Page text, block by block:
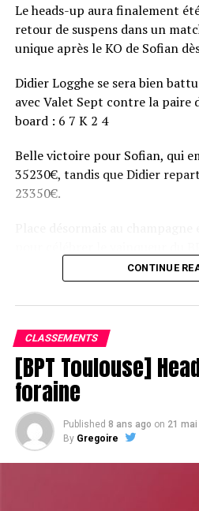
Le heads-up aura finalement
retour de suspens dans un
unique après le KO de Sofian
Didier Logghe se sera bien
avec Valet Sept contre la paire
board : 6 7 K 2 4
Belle victoire pour Sofian, qui
35230€, tandis que Didier
23350€.
CONTINUE
CLASSEMENTS
[BPT Toulouse]
foraine
Published 8 ans ago on 21
By Gregoire